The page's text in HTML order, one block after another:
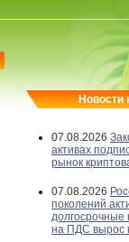
Новости
07.08.2026
активах
рынок
07.08.2026
поколений
долгосрочные
на ПДС вырос